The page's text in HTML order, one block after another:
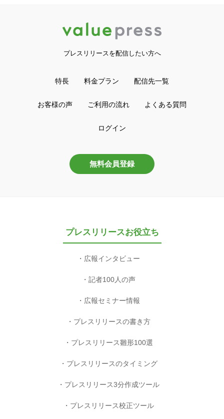
プレスリリースを配信したい方へ
特長 料金プラン 配信先一覧
お客様の声 ご利用の流れ よくある質問
ログイン
無料会員登録
プレスリリースお役立ち
広報インタビュー
記者100人の声
広報セミナー情報
プレスリリースの書き方
プレスリリース雛形100選
プレスリリースのタイミング
プレスリリース3分作成ツール
プレスリリース校正ツール